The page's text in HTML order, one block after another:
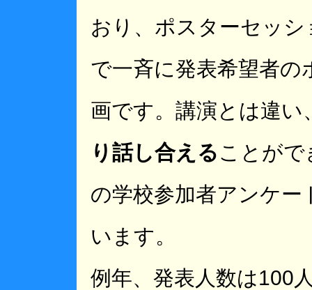
おり、ポスターセッ
で一斉に発表希望者
画です。講演とは違い
り話し合えることがで
の学校参加者アンケ
います。
例年、発表人数は100